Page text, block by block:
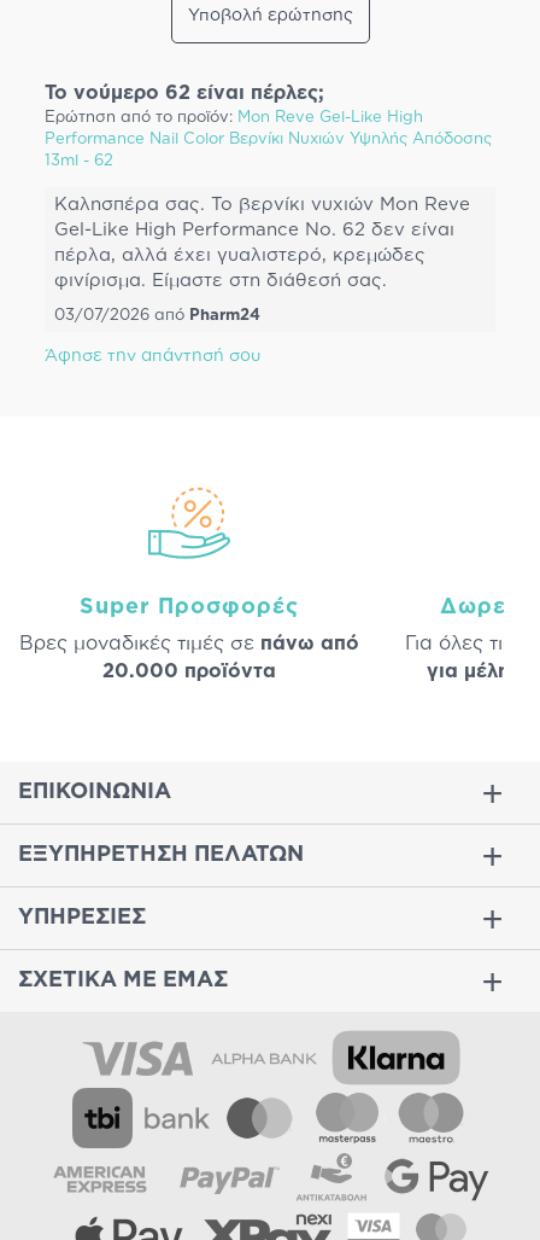
Υποβολή ερώτησης
Το νούμερο 62 είναι πέρλες;
Ερώτηση από το προϊόν: Mon Reve Gel-Like High
Performance Nail Color Βερνίκι Νυχιών Υψηλής Απόδοσης
13ml - 62
Καλησπέρα σας. Το βερνίκι νυχιών Mon Reve
Gel-Like High Performance No. 62 δεν είναι
πέρλα, αλλά έχει γυαλιστερό, κρεμώδες
φινίρισμα. Είμαστε στη διάθεσή σας.
03/07/2026 από Pharm24
Άφησε την απάντησή σου
Super Προσφορές
Βρες μοναδικές τιμές σε πάνω από
20.000 προϊόντα
Δωρεάν
Για όλες τις
για μέλη
ΕΠΙΚΟΙΝΩΝΙΑ
ΕΞΥΠΗΡΕΤΗΣΗ ΠΕΛΑΤΩΝ
ΥΠΗΡΕΣΙΕΣ
ΣΧΕΤΙΚΑ ΜΕ ΕΜΑΣ